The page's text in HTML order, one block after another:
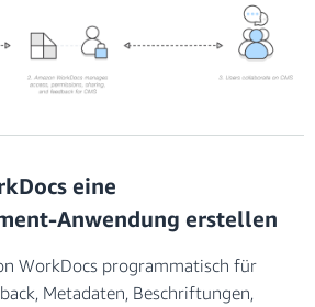
eine
Anwendung erstellen
WorkDocs programmatisch für
Metadaten, Beschriftungen,